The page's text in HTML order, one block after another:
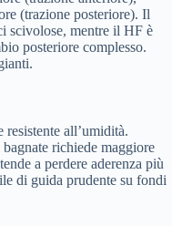
(trazione posteriore). Il
scivolose, mentre il HF è
posteriore complesso.
all’umidità.
richiede maggiore
a perdere aderenza più
di guida prudente su fondi